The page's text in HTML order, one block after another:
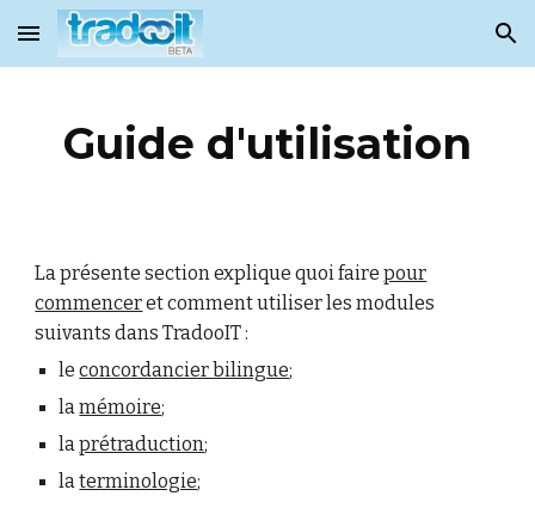
Skip to main content Skip to navigation
Guide d'utilisation
La présente section explique quoi faire pour
commenceret comment utiliser les modules
suivants dans TradooIT :
le concordancier bilingue;
lamémoire;
laprétraduction;
laterminologie;